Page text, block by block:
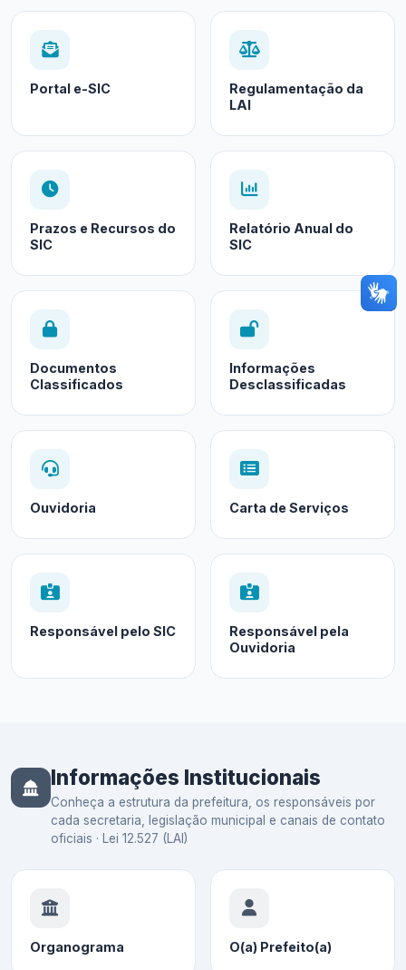
Portal e-SIC
Regulamentação da
LAI
Prazos e Recursos do
SIC
Relatório Anual do
SIC
Documentos
Classificados
Informações
Desclassificadas
Ouvidoria Carta de Serviços
Responsável pelo SIC
Responsável pela
Ouvidoria
Informações Institucionais
Conheça a estrutura da prefeitura, os responsáveis por
cada secretaria, legislação municipal e canais de contato
oficiais · Lei 12.527 (LAI)
Organograma O(a) Prefeito(a)